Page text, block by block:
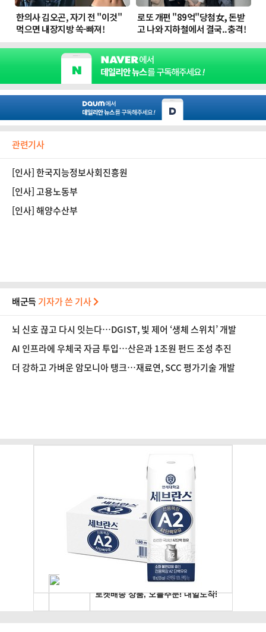
관련기사
[인사] 한국지능정보사회진흥원
[인사] 고용노동부
[인사] 해양수산부
배군득 기자가 쓴 기사
뇌 신호 끊고 다시 잇는다…DGIST, 빛 제어 ‘생체 스위치’ 개발
AI 인프라에 우체국 자금 투입…산은과 1조원 펀드 조성 추진
더 강하고 가벼운 암모니아 탱크…재료연, SCC 평가기술 개발